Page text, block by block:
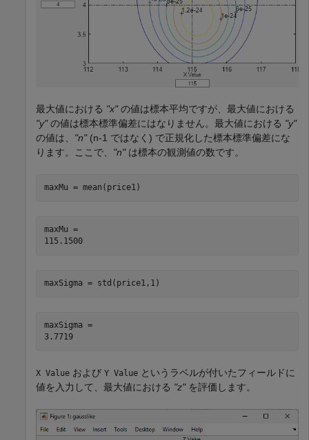
最大値における "x"の値は標本平均ですが、最大値における
"y"の値は標本標準偏差にはなりません。最大値における "y"
の値は、 "n"(n-1 ではなく) で正規化した標本標準偏差にな
ります。ここで、 "n"は標本の観測値の数です。
maxMu = mean(price1)
maxMu =
115.1500
maxSigma = std(price1,1)
maxSigma =
3.7719
X Value および Y Value というラベルが付いたフィールドに
値を入力して、最大値における "z"を評価します。